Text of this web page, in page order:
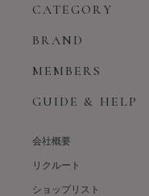
CATEGORY
BRAND
MEMBERS
GUIDE & HELP
会社概要
リクルート
ショップリスト